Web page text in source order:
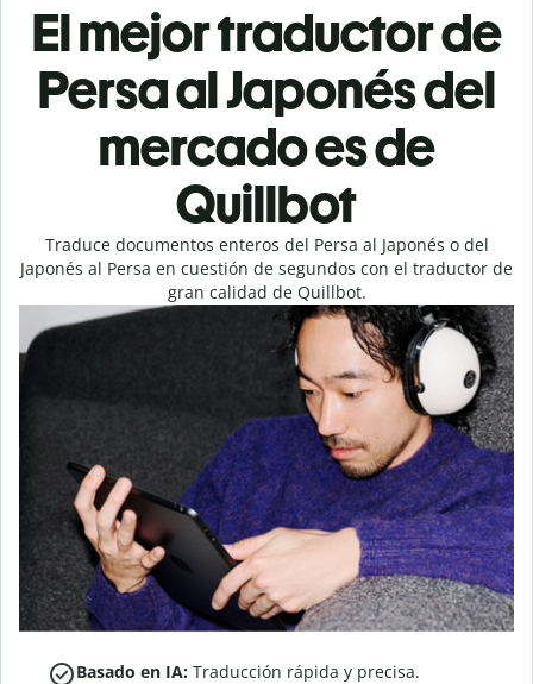
El mejor traductor de
Persa al Japonés del
mercado es de
Quillbot
Traduce documentos enteros del Persa al Japonés o del
Japonés al Persa en cuestión de segundos con el traductor de
gran calidad de Quillbot.
Basado en IA: Traducción rápida y precisa.